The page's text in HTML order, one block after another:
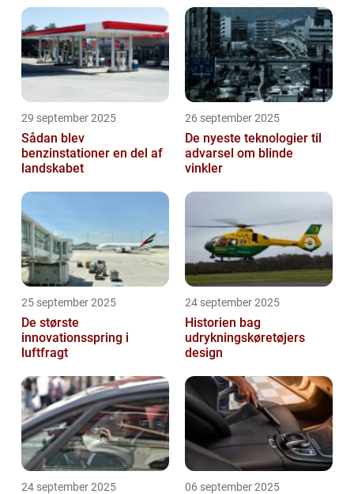
afgørende element for at ku...
29 september 2025
Sådan blev
benzinstationer en del af
landskabet
26 september 2025
De nyeste teknologier til
advarsel om blinde
vinkler
25 september 2025
De største
innovationsspring i
luftfragt
24 september 2025
Historien bag
udrykningskøretøjers
design
24 september 2025 06 september 2025